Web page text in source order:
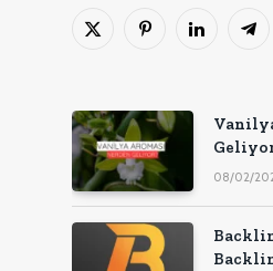
X
Pinterest'inLinkedIn
08/02/